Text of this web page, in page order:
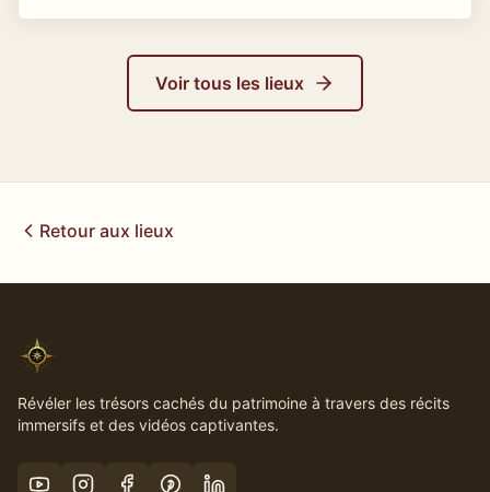
Voir tous les lieux
Retour aux lieux
Révéler les trésors cachés du patrimoine à travers des récits
immersifs et des vidéos captivantes.